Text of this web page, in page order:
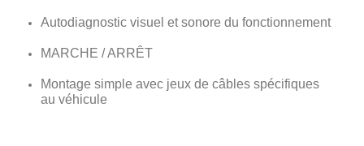
Autodiagnostic visuel et sonore du fonctionnement
MARCHE / ARRÊT
Montage simple avec jeux de câbles spécifiques
au véhicule